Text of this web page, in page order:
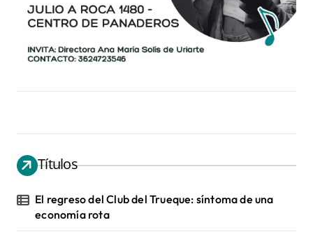
Títulos
El regreso del Club del Trueque: síntoma de una
economía rota